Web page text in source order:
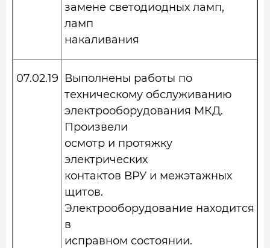
замене светодиодных ламп,
ламп
накаливания
07.02.19 Выполнены работы по
техническому обслуживанию
электрооборудования МКД.
Произвели
осмотр и протяжку
электрических
контактов ВРУ и межэтажных
щитов.
Электрооборудование находится
в
исправном состоянии.